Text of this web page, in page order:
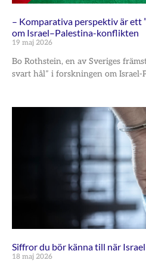
– Komparativa perspektiv är ett
om Israel–Palestina-konflikten
19 maj 2026
Bo Rothstein, en av Sveriges
svart hål” i forskningen om
Siffror du bör känna till när
18 maj 2026